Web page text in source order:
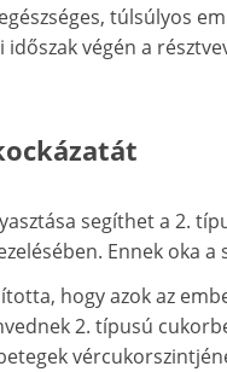
túlsúlyos
végén a
segíthet a 2.
Ennek oka
hogy azok az
2. típusú